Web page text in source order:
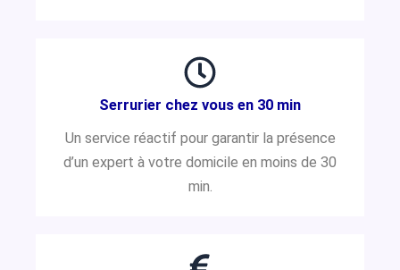
Serrurier chez vous en 30 min
Un service réactif pour garantir la présence
d’un expert à votre domicile en moins de 30
min.